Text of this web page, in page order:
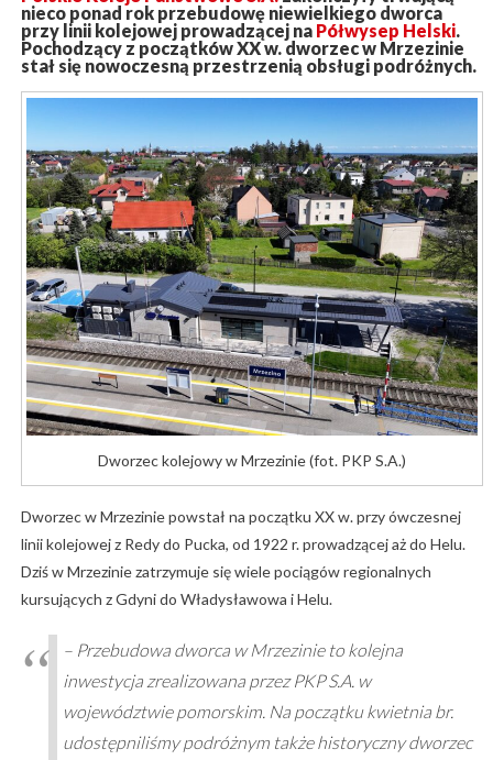
nieco ponad rok przebudowę niewielkiego dworca
przy linii kolejowej prowadzącej na Półwysep Helski.
Pochodzący z początków XX w. dworzec w Mrzezinie
stał się nowoczesną przestrzenią obsługi podróżnych.
Dworzec kolejowy w Mrzezinie (fot. PKP S.A.)
Dworzec w Mrzezinie powstał na początku XX w. przy ówczesnej
linii kolejowej z Redy do Pucka, od 1922 r. prowadzącej aż do Helu.
Dziś w Mrzezinie zatrzymuje się wiele pociągów regionalnych
kursujących z Gdyni do Władysławowa i Helu.
– Przebudowa dworca w Mrzezinie to kolejna
inwestycja zrealizowana przez PKP S.A. w
województwie pomorskim. Na początku kwietnia br.
udostępniliśmy podróżnym także historyczny dworzec